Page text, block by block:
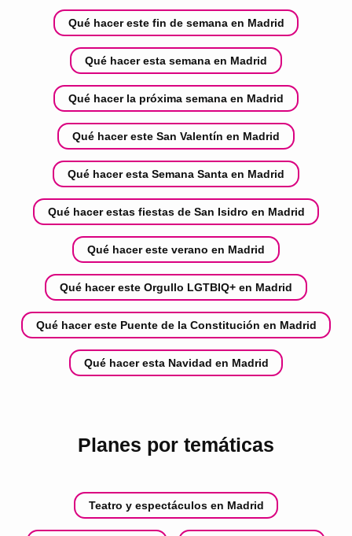
Qué hacer este fin de semana en Madrid
Qué hacer esta semana en Madrid
Qué hacer la próxima semana en Madrid
Qué hacer este San Valentín en Madrid
Qué hacer esta Semana Santa en Madrid
Qué hacer estas fiestas de San Isidro en Madrid
Qué hacer este verano en Madrid
Qué hacer este Orgullo LGTBIQ+ en Madrid
Qué hacer este Puente de la Constitución en Madrid
Qué hacer esta Navidad en Madrid
Planes por temáticas
Teatro y espectáculos en Madrid